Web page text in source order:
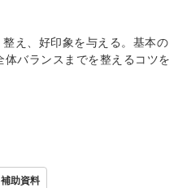
え、好印象を与える。基本の
バランスまでを整えるコツを
補助資料